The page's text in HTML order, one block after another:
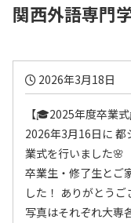
関西外語専門
2026年3月18日
【🎓2025年度卒業式
2026年3月16日に
業式を行いました🌸
卒業生・修了生とご
した！ ありがとう
写真はそれぞれ大専